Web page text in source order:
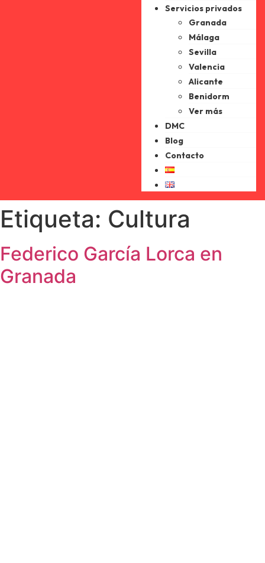
Servicios privados
Granada
Málaga
Sevilla
Valencia
Alicante
Benidorm
Ver más
DMC
Blog
Contacto
Etiqueta: Cultura
Federico García Lorca en
Granada